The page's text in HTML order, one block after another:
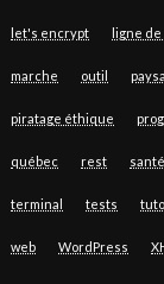
let's encrypt ligne de
marche outil
piratage éthique
québec rest santé
terminal tests tuto
web WordPress